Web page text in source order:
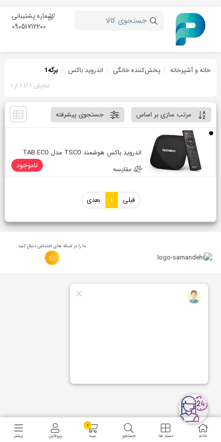
شماره پشتیبانی
09051712200 جستجوی کالا
خانه و آشپزخانه پخش‌کننده خانگی اندروید باکس برگه1
نمایش 1 تا 1 از 1
مرتب سازی بر اساس جستجوی پیشرفته
اندروید باکس هوشمند TSCO مدل TAB ECO
مقایسه
ناموجود
قبلی 1 بعدی
خانه دسته ها جستجو
0
سبد پروفایل بیشتر
ما را در شبكه های اجتماعی دنبال کنید